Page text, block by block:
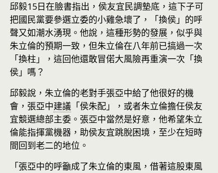
邱毅15日在臉書指出，侯友宜民調墊底，這下子可
把國民黨要參選立委的小雞急壞了，「換侯」的呼
聲又如潮水湧現。他說，這種形勢的發展 ，似乎與
朱立倫的預期一致，但朱立倫在八年前已搞過一次
「換柱」，這回他還敢冒偌大風險再重演一次「換
侯」嗎？
邱毅說，朱立倫的老對手張亞中給了他很好的機
會，張亞中建議 「侯朱配」，或者朱立倫擔任侯友
宜競選總部主委。張亞中當然是好意，他希望朱立
倫能指揮黨機器，助侯友宜跳脫困境，至少在短時
間回到老二的地位。
「張亞中的呼籲成了朱立倫的東風，借著這股東風